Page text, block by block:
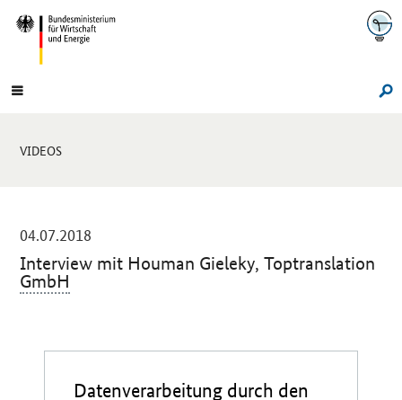
Navigation
Hauptmenü
Sie
VIDEOS
04.07.2018
Interview mit Houman Gieleky,Toptranslation
GmbH
Einleitung
Datenverarbeitung durch den